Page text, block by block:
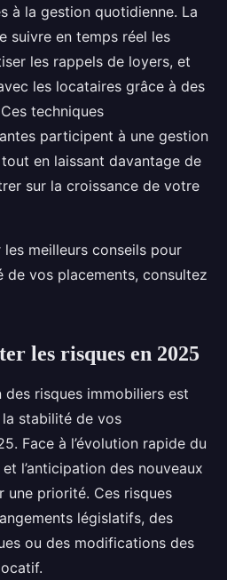
à la gestion quotidienne. La
suivre en temps réel les
les rappels de loyers, et
les locataires grâce à des
techniques
participent à une gestion
en laissant davantage de
sur la croissance de votre
meilleurs conseils pour
de vos placements, consultez
les risques en 2025
risques immobiliers est
stabilité de vos
Face à l’évolution rapide du
l’anticipation des nouveaux
une priorité. Ces risques
législatifs, des
ou des modifications des